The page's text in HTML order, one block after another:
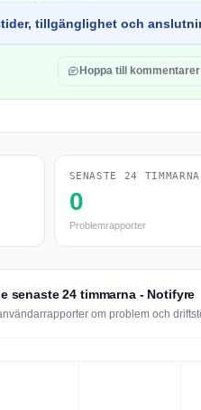
tillgänglighet och
Hoppa till kommentarer
SENASTE 24 TIMMARNA
0
Problemrapporter
senaste 24 timmarna - Notifyre
om problem och